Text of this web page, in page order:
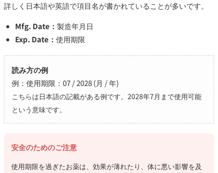
詳しく日本語や英語で項目名が書かれていることが多いです。
Mfg. Date： 製造年月日
Exp. Date： 使用期限
読み方の例
例：使用期限：07 / 2028 (月 / 年)
こちらは日本語の記載がある例です。2028年7月まで使用可能
という意味です。
安全のためのご注意
使用期限を過ぎたお薬は、効果が薄れたり、体に悪い影響を及